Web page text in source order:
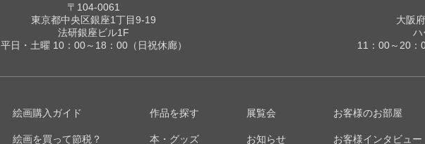
〒104-0061
東京都中央区銀座1丁目9-19
法研銀座ビル1F
平日・土曜 10：00～18：00（日祝休廊）
大阪
ハ
11：00～20：
絵画購入ガイド
絵画を買って節税？
作品を探す
本・グッズ
展覧会
お知らせ
お客様のお部屋
お客様インタビュー